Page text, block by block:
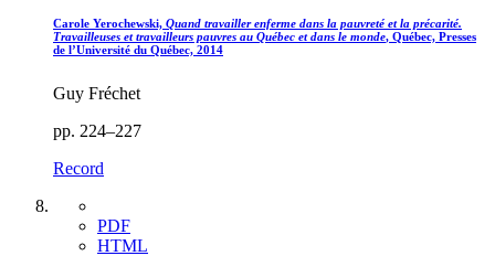
Carole Yerochewski, Quand travailler enferme dans la pauvreté et la précarité.
Travailleuses et travailleurs pauvres au Québec et dans le monde, Québec, Presses
de l’Université du Québec, 2014
Guy Fréchet
pp. 224–227
Record
PDF
HTML